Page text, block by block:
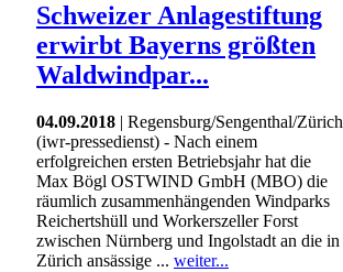
Schweizer Anlagestiftung
erwirbt Bayerns größten
Waldwindpar...
04.09.2018 | Regensburg/Sengenthal/Zürich
(iwr-pressedienst) - Nach einem
erfolgreichen ersten Betriebsjahr hat die
Max Bögl OSTWIND GmbH (MBO) die
räumlich zusammenhängenden Windparks
Reichertshüll und Workerszeller Forst
zwischen Nürnberg und Ingolstadt an die in
Zürich ansässige ... weiter...